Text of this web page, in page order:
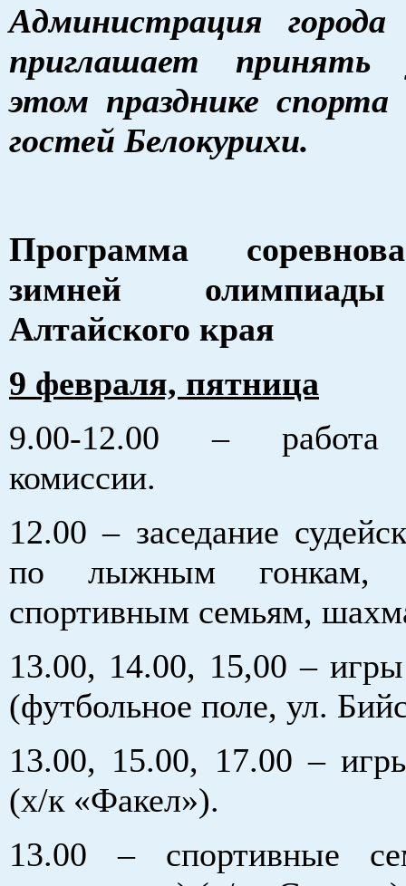
Администрация города
приглашает принять
этом празднике
гостей Белокурихи.
Программа
зимней
Алтайского края
9 февраля, пятница
9.00-12.00 – работа
комиссии.
12.00 – заседание
по лыжным гонкам,
спортивным семьям,
13.00, 14.00, 15,00 –
(футбольное поле, ул.
13.00, 15.00, 17.00 –
(х/к «Факел»).
13.00 – спортивные